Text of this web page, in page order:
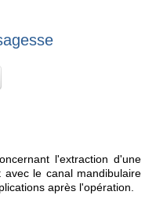
l'extraction d'une
le canal mandibulaire
après l'opération.